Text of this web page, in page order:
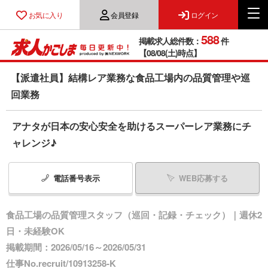
お気に入り 会員登録 ログイン
掲載求人総件数： 588件
【08/08(土)時点】
【派遣社員】結構レア業務な食品工場内の品質管理や巡
回業務
アナタが日本の安心安全を助けるスーパーレア業務にチ
ャレンジ♪
電話番号表示 WEB応募する
食品工場の品質管理スタッフ（巡回・記録・チェック）｜週休2
日・未経験OK
掲載期間：2026/05/16～2026/05/31
仕事No.recruit/10913258-K